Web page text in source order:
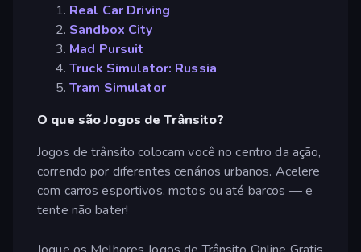
Real Car Driving
Sandbox City
Mad Pursuit
Truck Simulator: Russia
Tram Simulator
O que são Jogos de Trânsito?
Jogos de trânsito colocam você no centro da ação,
correndo por diferentes cenários urbanos. Acelere
com carros esportivos, motos ou até barcos — e
tente não bater!